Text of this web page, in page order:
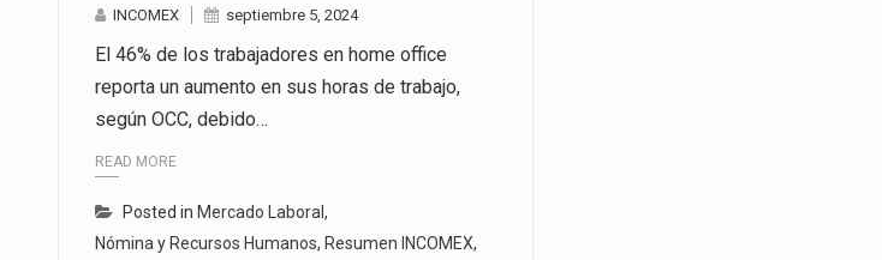
La industria automotriz mexicana concentra más de la mitad de las
La inversión fija bruta en México registró un aumento de 1.1% interanual
El Departamento de Agricultura de Estados Unidos (USDA) suspendió el
INCOMEX septiembre 5, 2024
El 46% de los trabajadores en home office
reporta un aumento en sus horas de trabajo,
según OCC, debido…
READ MORE
Posted in Mercado Laboral,
Nómina y Recursos Humanos, Resumen INCOMEX,